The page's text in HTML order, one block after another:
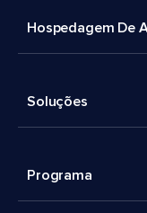
Hospedagem De
Soluções
Programa